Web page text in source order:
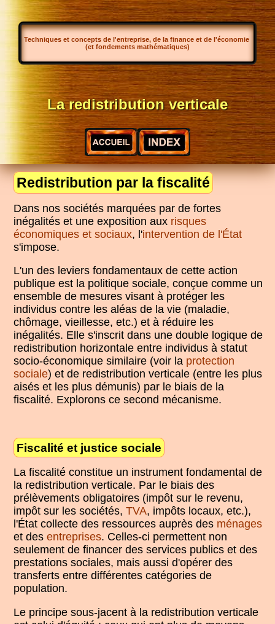
Techniques et concepts de l'entreprise, de la finance et de l'économie
(et fondements mathématiques)
La redistribution verticale
Redistribution par la fiscalité
Dans nos sociétés marquées par de fortes
inégalités et une exposition aux risques
économiques et sociaux, l'intervention de l'État
s'impose.
L'un des leviers fondamentaux de cette action
publique est la politique sociale, conçue comme un
ensemble de mesures visant à protéger les
individus contre les aléas de la vie (maladie,
chômage, vieillesse, etc.) et à réduire les
inégalités. Elle s'inscrit dans une double logique de
redistribution horizontale entre individus à statut
socio-économique similaire (voir la protection
sociale) et de redistribution verticale (entre les plus
aisés et les plus démunis) par le biais de la
fiscalité. Explorons ce second mécanisme.
Fiscalité et justice sociale
La fiscalité constitue un instrument fondamental de
la redistribution verticale. Par le biais des
prélèvements obligatoires (impôt sur le revenu,
impôt sur les sociétés,TVA, impôts locaux, etc.),
l'État collecte des ressources auprès des ménages
et desentreprises. Celles-ci permettent non
seulement de financer des services publics et des
prestations sociales, mais aussi d'opérer des
transferts entre différentes catégories de
population.
Le principe sous-jacent à la redistribution verticale